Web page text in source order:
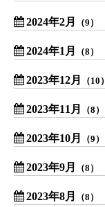
2024年2月 （9）
2024年1月 （8）
2023年12月 （10）
2023年11月 （8）
2023年10月 （9）
2023年9月 （8）
2023年8月 （8）